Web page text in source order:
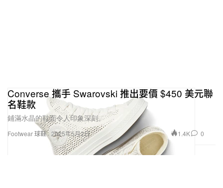
Footwear 球鞋
Converse 攜手 Swarovski 推出要價 $450 美元聯
名鞋款
鋪滿水晶的鞋面令人印象深刻。
2025年5月2日 1.4K 0